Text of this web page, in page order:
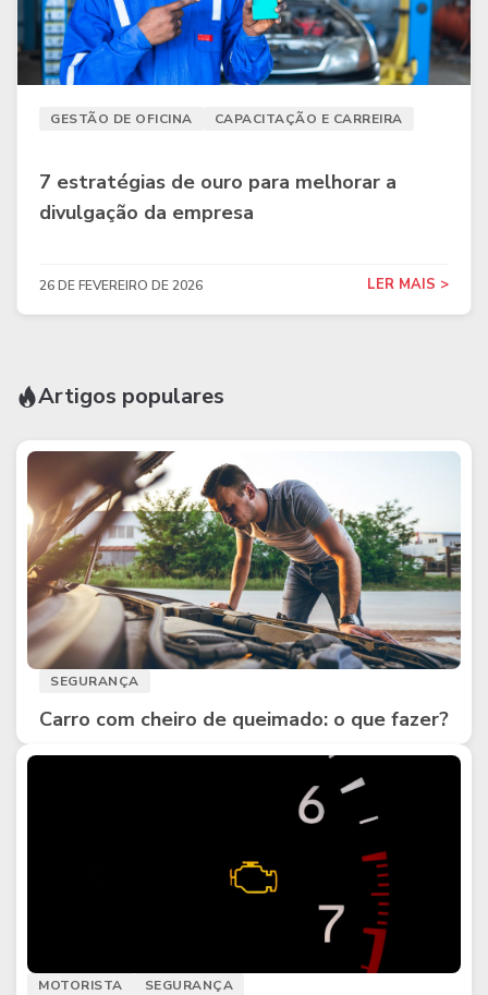
GESTÃO DE OFICINA CAPACITAÇÃO E CARREIRA
7 estratégias de ouro para melhorar a
divulgação da empresa
26 DE FEVEREIRO DE 2026 LER MAIS >
Artigos populares
SEGURANÇA
Carro com cheiro de queimado: o que fazer?
MOTORISTA SEGURANÇA